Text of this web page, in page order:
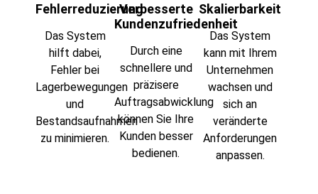
Fehlerreduzierung
Das System
hilft dabei,
Fehler bei
Lagerbewegungen
und
Bestandsaufnahmen
zu minimieren.
Verbesserte
Kundenzufriedenheit
Durch eine
schnellere und
präzisere
Auftragsabwicklung
können Sie Ihre
Kunden besser
bedienen.
Skalierbarkeit
Das System
kann mit Ihrem
Unternehmen
wachsen und
sich an
veränderte
Anforderungen
anpassen.